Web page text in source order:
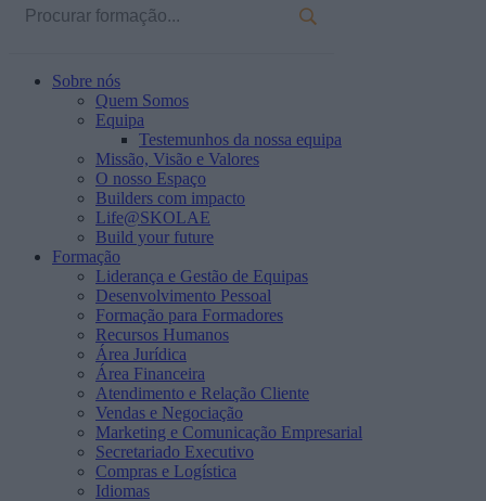
Sobre nós
Quem Somos
Equipa
Testemunhos da nossa equipa
Missão, Visão e Valores
O nosso Espaço
Builders com impacto
Life@SKOLAE
Build your future
Formação
Liderança e Gestão de Equipas
Desenvolvimento Pessoal
Formação para Formadores
Recursos Humanos
Área Jurídica
Área Financeira
Atendimento e Relação Cliente
Vendas e Negociação
Marketing e Comunicação Empresarial
Secretariado Executivo
Compras e Logística
Idiomas